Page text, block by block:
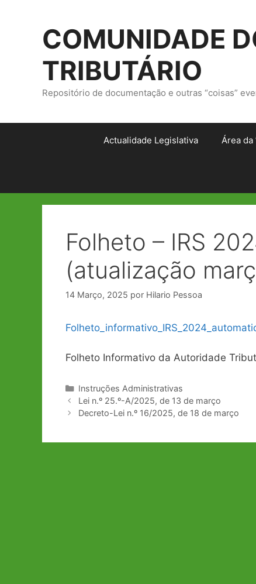
COMUNIDADE
TRIBUTÁRIO
Repositório de documentação e outras “coisas”
Actualidade Legislativa Área da
Folheto – IRS
(atualização
14 Março, 2025 por Hilario Pessoa
Folheto Informativo da Autoridade
Categorias
Instruções Administrativas
Navegação
de
Lei n.º 25.º-A/2025, de 13 de março
Decreto-Lei n.º 16/2025, de 18 de março